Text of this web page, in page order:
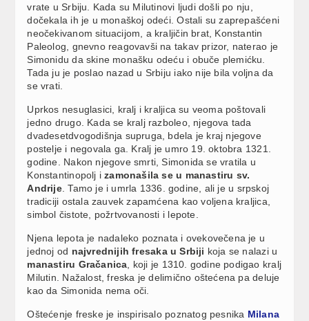
vrate u Srbiju. Kada su Milutinovi ljudi došli po nju,
dočekala ih je u monaškoj odeći. Ostali su zaprepašćeni
neočekivanom situacijom, a kraljičin brat, Konstantin
Paleolog, gnevno reagovavši na takav prizor, naterao je
Simonidu da skine monašku odeću i obuče plemićku.
Tada ju je poslao nazad u Srbiju iako nije bila voljna da
se vrati.
Uprkos nesuglasici, kralj i kraljica su veoma poštovali
jedno drugo. Kada se kralj razboleo, njegova tada
dvadesetdvogodišnja supruga, bdela je kraj njegove
postelje i negovala ga. Kralj je umro 19. oktobra 1321.
godine. Nakon njegove smrti, Simonida se vratila u
Konstantinopolj izamonašila se u manastiru sv.
Andrije. Tamo je i umrla 1336. godine, ali je u srpskoj
tradiciji ostala zauvek zapamćena kao voljena kraljica,
simbol čistote, požrtvovanosti i lepote.
Njena lepota je nadaleko poznata i ovekovečena je u
jednoj od najvrednijih fresaka u Srbiji koja se nalazi u
manastiru Gračanica , koji je 1310. godine podigao kralj
Milutin. Nažalost, freska je delimično oštećena pa deluje
kao da Simonida nema oči.
Oštećenje freske je inspirisalo poznatog pesnika Milana